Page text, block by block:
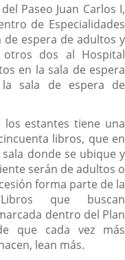
Paseo Juan Carlos I,
de Especialidades
de espera de adultos y
dos al Hospital
en la sala de espera
sala de espera de
los estantes tiene una
libros, que en
donde se ubique y
serán de adultos o
forma parte de la
que buscan
dentro del Plan
que cada vez más
lean más.